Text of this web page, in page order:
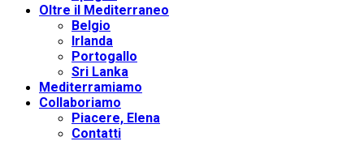
Oltre il Mediterraneo
Belgio
Irlanda
Portogallo
Sri Lanka
Mediterramiamo
Collaboriamo
Piacere, Elena
Contatti